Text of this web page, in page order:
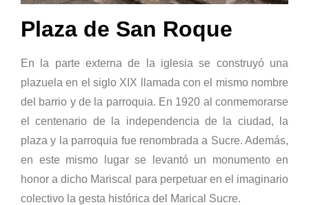
Plaza de San Roque
En la parte externa de la iglesia se construyó una
plazuela en el siglo XIX llamada con el mismo nombre
del barrio y de la parroquia. En 1920 al conmemorarse
el centenario de la independencia de la ciudad, la
plaza y la parroquia fue renombrada a Sucre. Además,
en este mismo lugar se levantó un monumento en
honor a dicho Mariscal para perpetuar en el imaginario
colectivo la gesta histórica del Marical Sucre.